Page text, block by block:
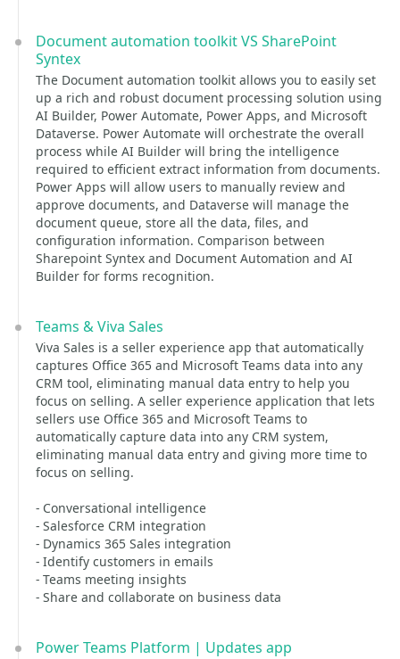
Document automation toolkit VS SharePoint
Syntex
The Document automation toolkit allows you to easily set
up a rich and robust document processing solution using
AI Builder, Power Automate, Power Apps, and Microsoft
Dataverse. Power Automate will orchestrate the overall
process while AI Builder will bring the intelligence
required to efficient extract information from documents.
Power Apps will allow users to manually review and
approve documents, and Dataverse will manage the
document queue, store all the data, files, and
configuration information. Comparison between
Sharepoint Syntex and Document Automation and AI
Builder for forms recognition.
Teams & Viva Sales
Viva Sales is a seller experience app that automatically
captures Office 365 and Microsoft Teams data into any
CRM tool, eliminating manual data entry to help you
focus on selling. A seller experience application that lets
sellers use Office 365 and Microsoft Teams to
automatically capture data into any CRM system,
eliminating manual data entry and giving more time to
focus on selling.
- Conversational intelligence
- Salesforce CRM integration
- Dynamics 365 Sales integration
- Identify customers in emails
- Teams meeting insights
- Share and collaborate on business data
Power Teams Platform | Updates app